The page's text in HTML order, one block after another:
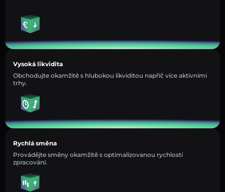
Vysoká likvidita
Obchodujte okamžitě s hlubokou likviditou napříč více aktivními
trhy.
Rychlá směna
Provádějte směny okamžitě s optimalizovanou rychlostí
zpracování.